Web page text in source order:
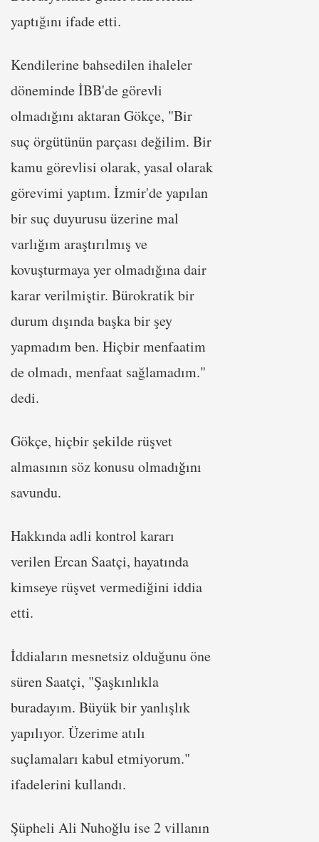
yaptığını ifade etti.
Kendilerine bahsedilen ihaleler
döneminde İBB'de görevli
olmadığını aktaran Gökçe, "Bir
suç örgütünün parçası değilim. Bir
kamu görevlisi olarak, yasal olarak
görevimi yaptım. İzmir'de yapılan
bir suç duyurusu üzerine mal
varlığım araştırılmış ve
kovuşturmaya yer olmadığına dair
karar verilmiştir. Bürokratik bir
durum dışında başka bir şey
yapmadım ben. Hiçbir menfaatim
de olmadı, menfaat sağlamadım."
dedi.
Gökçe, hiçbir şekilde rüşvet
almasının söz konusu olmadığını
savundu.
Hakkında adli kontrol kararı
verilen Ercan Saatçi, hayatında
kimseye rüşvet vermediğini iddia
etti.
İddiaların mesnetsiz olduğunu öne
süren Saatçi, "Şaşkınlıkla
buradayım. Büyük bir yanlışlık
yapılıyor. Üzerime atılı
suçlamaları kabul etmiyorum."
ifadelerini kullandı.
Şüpheli Ali Nuhoğlu ise 2 villanın